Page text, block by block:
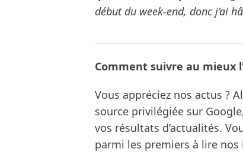
début du week-end, donc j’ai
Comment suivre au mieux
Vous appréciez nos actus ?
source privilégiée sur
vos résultats d’actualités.
parmi les premiers à lire nos